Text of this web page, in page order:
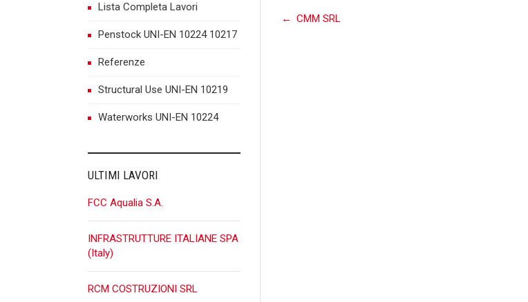
Post
← CMM SRL
Lista Completa Lavori
Penstock UNI-EN 10224 10217
Referenze
Structural Use UNI-EN 10219
Waterworks UNI-EN 10224
ULTIMI LAVORI
FCC Aqualia S.A.
INFRASTRUTTURE ITALIANE SPA
(Italy)
RCM COSTRUZIONI SRL